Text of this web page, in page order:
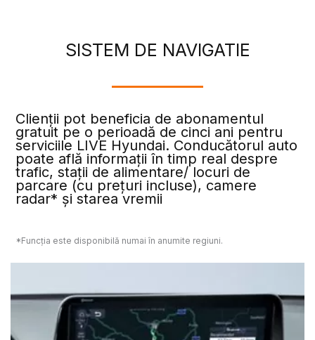
SISTEM DE NAVIGATIE
Clienții pot beneficia de abonamentul
gratuit pe o perioadă de cinci ani pentru
serviciile LIVE Hyundai. Conducătorul auto
poate află informații în timp real despre
trafic, stații de alimentare/ locuri de
parcare (cu prețuri incluse), camere
radar* și starea vremii
*Funcția este disponibilă numai în anumite regiuni.